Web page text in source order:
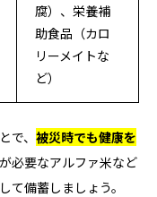
腐）、栄養補
助食品（カロ
リーメイトな
ど）
、 被災時でも健康を
必要なアルファ米など
て備蓄しましょう。